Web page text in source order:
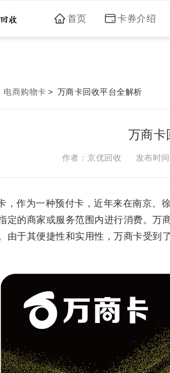
首页 卡券介绍
电商购物卡 > 万商卡回收平台全解析
万商卡
作者：京优回收 发布时
，作为一种预付卡，近年来在南京、
定的商家或服务范围内进行消费。万
由于其便捷性和实用性，万商卡受到